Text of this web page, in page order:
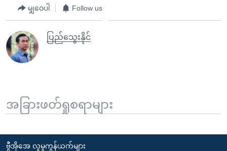
မျှဝေပါ Follow us
ပြည်သွေးနိုင်
အခြားဖတ်ရှုစရာများ
ဗွီအိုအေ လူမှုကွန်ယက်များ